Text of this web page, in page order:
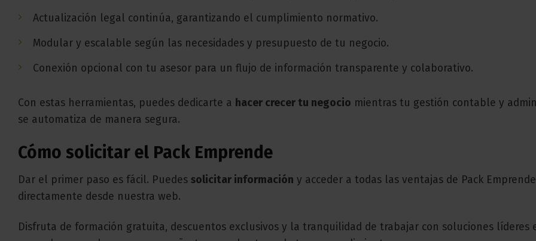
Actualización legal continúa, garantizando el cumplimiento normativo.
Modular y escalable según las necesidades y presupuesto de tu negocio.
Conexión opcional con tu asesor para un flujo de información transparente y colaborativo.
Con estas herramientas, puedes dedicarte a hacer crecer tu negocio mientras tu gestión contable y
se automatiza de manera segura.
Cómo solicitar el Pack Emprende
Dar el primer paso es fácil. Puedes solicitar información y acceder a todas las ventajas de Pack Emprende
directamente desde nuestra web.
Disfruta de formación gratuita, descuentos exclusivos y la tranquilidad de trabajar con soluciones líderes